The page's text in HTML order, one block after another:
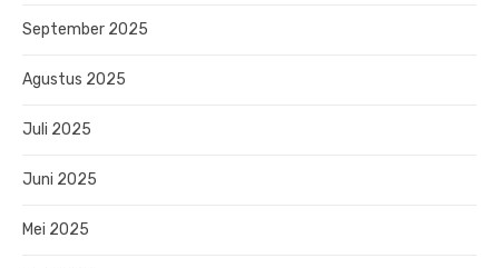
September 2025
Agustus 2025
Juli 2025
Juni 2025
Mei 2025